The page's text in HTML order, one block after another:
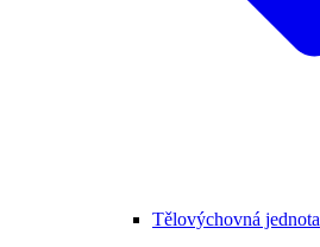
Tělovýchovná jednota